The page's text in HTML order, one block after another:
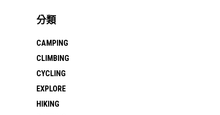
分類
CAMPING
CLIMBING
CYCLING
EXPLORE
HIKING